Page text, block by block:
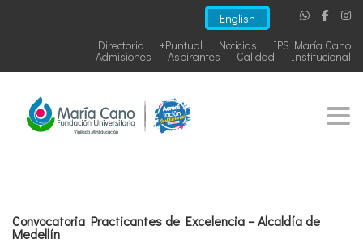
English
IPS María Cano
Noticias
+Puntual
Directorio
Institucional
Calidad
Aspirantes
Admisiones
Convocatoria Practicantes de Excelencia – Alcaldía de
Medellín